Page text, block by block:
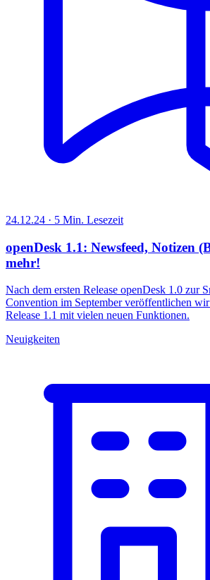
24.12.24 · 5 Min. Lesezeit
openDesk 1.1: Newsfeed, Notizen
mehr!
Nach dem ersten Release openDesk 1.0 zur
Convention im September veröffentlichen wir
Release 1.1 mit vielen neuen Funktionen.
Neuigkeiten